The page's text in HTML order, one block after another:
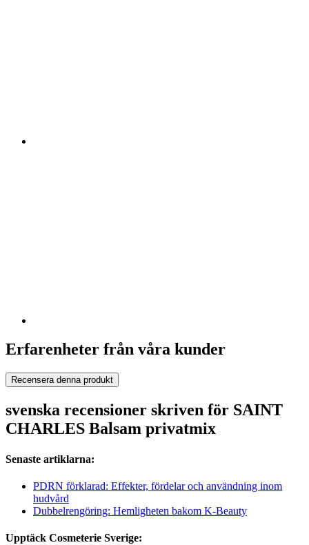
Erfarenheter från våra kunder
Recensera denna produkt
svenska recensioner skriven för SAINT
CHARLES Balsam privatmix
Senaste artiklarna:
PDRN förklarad: Effekter, fördelar och användning inom
hudvård
Dubbelrengöring: Hemligheten bakom K-Beauty
Upptäck Cosmeterie Sverige: